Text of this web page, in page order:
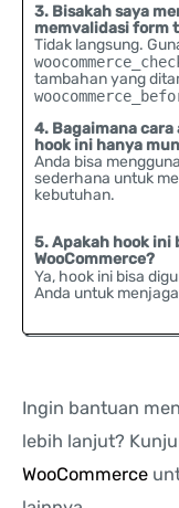
3. Bisakah saya
memvalidasi form
Tidak langsung.
tambahan yang
4. Bagaimana
hook ini hanya
Anda bisa
sederhana untuk
kebutuhan.
5. Apakah hook ini
WooCommerce?
Ya, hook ini bisa
Anda untuk
Ingin bantuan
lebih lanjut?
WooCommerce